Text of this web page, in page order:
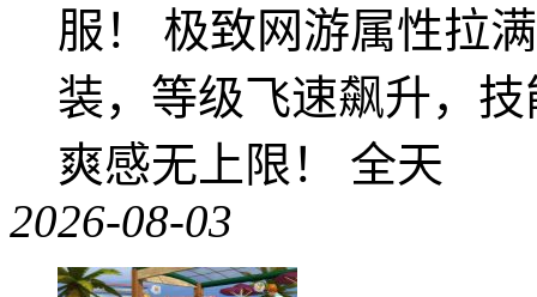
服！ 极致网游属性拉
装，等级飞速飙升，
爽感无上限！ 全天
2026-08-03